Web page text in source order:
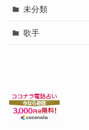
未分類
歌手